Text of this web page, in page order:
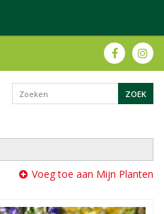
Voeg toe aan Mijn Planten